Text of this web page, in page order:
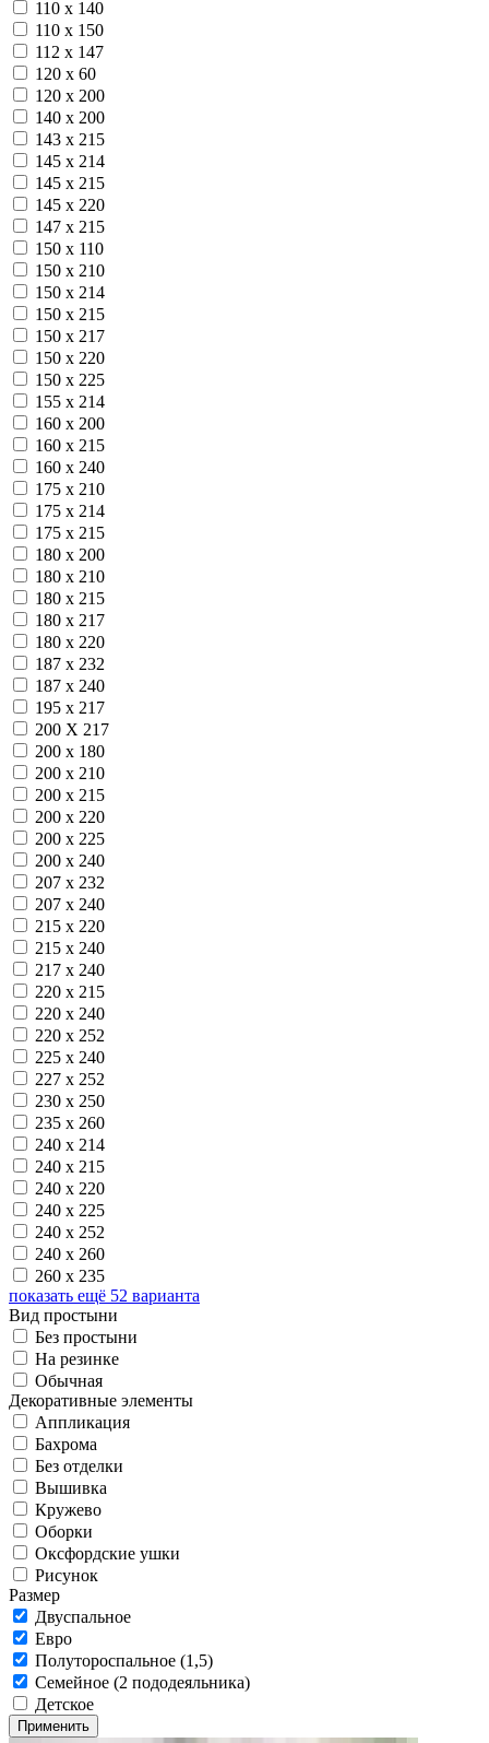
110 х 140
110 х 150
112 х 147
120 х 60
120 х 200
140 х 200
143 х 215
145 х 214
145 х 215
145 х 220
147 х 215
150 х 110
150 х 210
150 х 214
150 х 215
150 х 217
150 х 220
150 х 225
155 х 214
160 х 200
160 х 215
160 х 240
175 х 210
175 х 214
175 х 215
180 х 200
180 х 210
180 х 215
180 х 217
180 х 220
187 х 232
187 х 240
195 х 217
200 Х 217
200 х 180
200 х 210
200 х 215
200 х 220
200 х 225
200 х 240
207 х 232
207 х 240
215 х 220
215 х 240
217 х 240
220 х 215
220 х 240
220 х 252
225 х 240
227 х 252
230 х 250
235 х 260
240 х 214
240 х 215
240 х 220
240 х 225
240 х 252
240 х 260
260 х 235
показать ещё 52 варианта
Вид простыни
Без простыни
На резинке
Обычная
Декоративные элементы
Аппликация
Бахрома
Без отделки
Вышивка
Кружево
Оборки
Оксфордские ушки
Рисунок
Размер
Двуспальное
Евро
Полутороспальное (1,5)
Семейное (2 пододеяльника)
Детское
Применить